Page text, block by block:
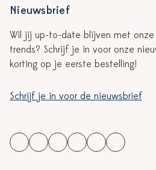
Nieuwsbrief
Wil jij up-to-date blijven met
trends? Schrijf je in voor onze
korting op je eerste bestelling!
Schrijf je in voor de nieuwsbrief